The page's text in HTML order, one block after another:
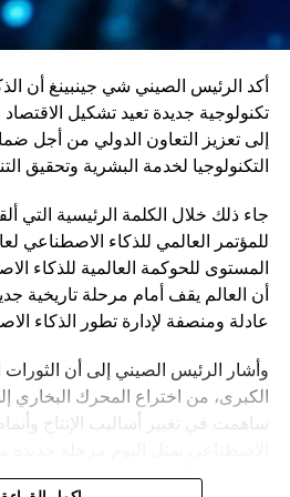
أكد الرئيس الصيني شي جينبينغ أن
تكنولوجية جديدة تعيد تشكيل الاقتصاد
إلى تعزيز التعاون الدولي من أجل
التكنولوجيا لخدمة البشرية وتحقيق
جاء ذلك خلال الكلمة الرئيسية التي
المستوى للحوكمة العالمية للذكاء
أن العالم يقف أمام مرحلة تاريخية
عادلة ومنصفة لإدارة تطور الذكاء
وأشار الرئيس الصيني إلى أن الثورات
الكبرى، من اختراع المحرك البخاري
ساهمت في تغيير أساليب الإنتاج
تحمل فرصاً كبيرة، لكنها تفرض في